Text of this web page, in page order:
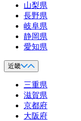
山梨県
長野県
岐阜県
静岡県
愛知県
近畿
三重県
滋賀県
京都府
大阪府